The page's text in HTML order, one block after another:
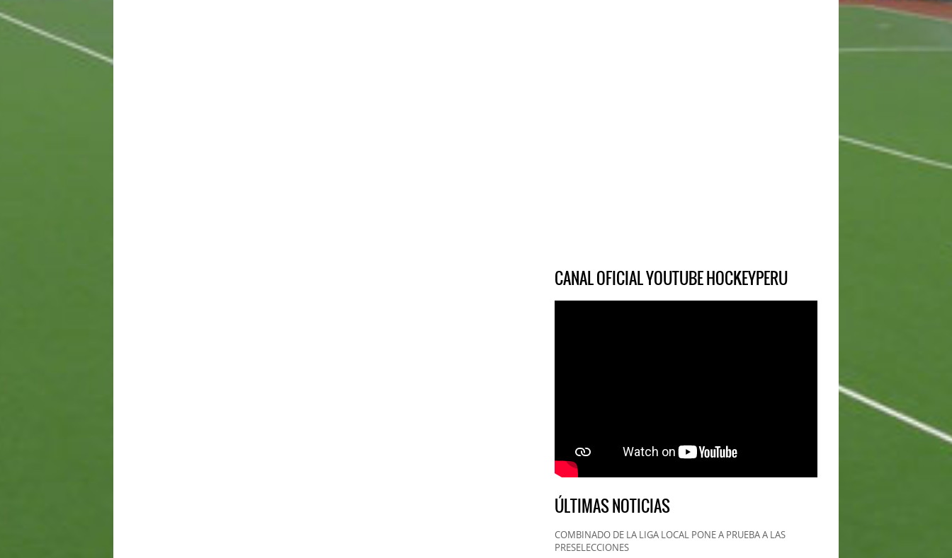
CANAL OFICIAL YOUTUBE HOCKEYPERU
ÚLTIMAS NOTICIAS
COMBINADO DE LA LIGA LOCAL PONE A PRUEBA A LAS
PRESELECCIONES